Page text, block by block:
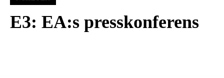
E3: EA:s presskonferens